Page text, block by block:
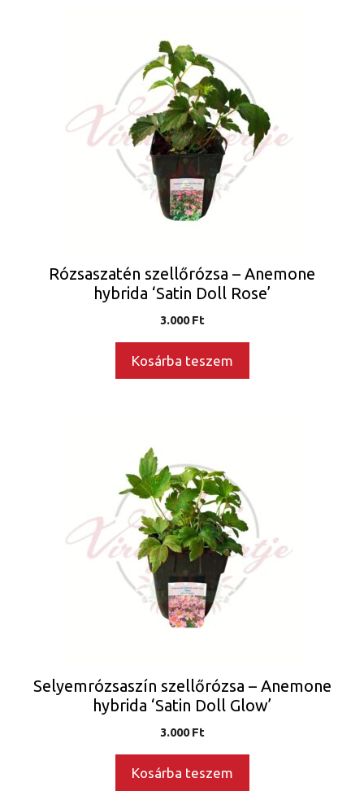
Rózsaszatén szellőrózsa – Anemone
hybrida ‘Satin Doll Rose’
3.000Ft
Kosárba teszem
Selyemrózsaszín szellőrózsa – Anemone
hybrida ‘Satin Doll Glow’
3.000Ft
Kosárba teszem